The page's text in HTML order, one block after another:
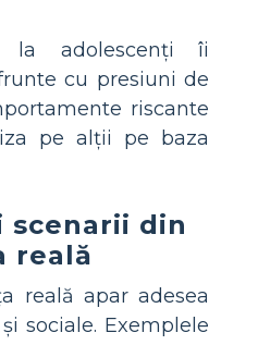
la adolescenți îi
cu presiuni de
riscante
pe alții pe baza
scenarii din
reală
reală apar adesea
sociale. Exemplele